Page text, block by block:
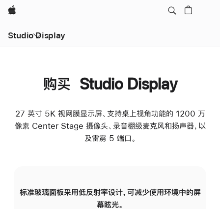
Apple
Studio Display
购买 Studio Display
27 英寸 5K 视网膜显示屏、支持桌上视角功能的 1200 万
像素 Center Stage 摄像头、录音棚级麦克风和扬声器，以
及雷雳 5 端口。
标准玻璃面板采用低反射率设计，可减少使用环境中的屏
幕眩光。